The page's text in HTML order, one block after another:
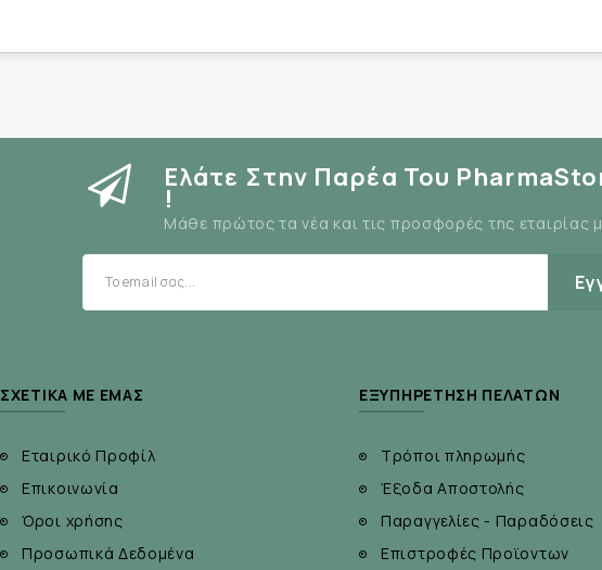
Ελάτε Στην Παρέα Του
!
Μάθε πρώτος τα νέα και τις προσφορές της εταιρίας
ΣΧΕΤΙΚΆ ΜΕ ΕΜΆΣ
Εταιρικό Προφίλ
Επικοινωνία
Όροι χρήσης
Προσωπικά Δεδομένα
ΕΞΥΠΗΡΈΤΗΣΗ ΠΕΛΑΤΏΝ
Τρόποι πληρωμής
Έξοδα Αποστολής
Παραγγελίες - Παραδόσεις
Επιστροφές Προϊοντων